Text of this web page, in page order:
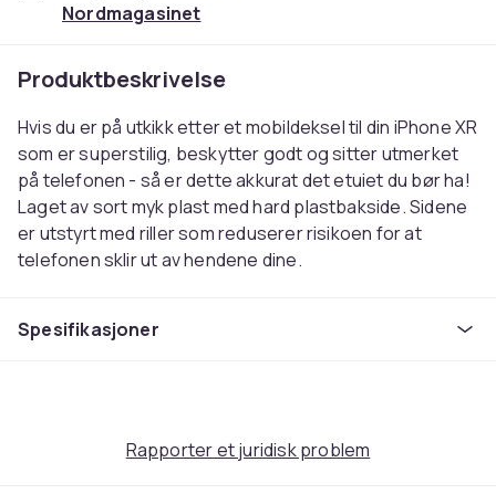
Nordmagasinet
Produktbeskrivelse
Hvis du er på utkikk etter et mobildeksel til din iPhone XR
som er superstilig, beskytter godt og sitter utmerket
på telefonen - så er dette akkurat det etuiet du bør ha!
Laget av sort myk plast med hard plastbakside. Sidene
er utstyrt med riller som reduserer risikoen for at
telefonen sklir ut av hendene dine.
med et tynnere lag slik at du fortsatt kan bruke dem
skade overflaten.
Spesifikasjoner
Rapporter et juridisk problem